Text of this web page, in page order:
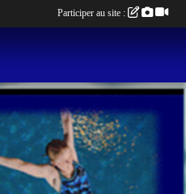
Participer au site :